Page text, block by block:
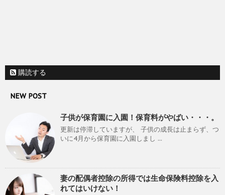
購読する
NEW POST
子供が保育園に入園！保育料がやばい・・・。
更新は停滞していますが、 子供の成長は止まらず、つ
いに4月から保育園に入園しまし ...
妻の配偶者控除の所得では生命保険料控除を入
れてはいけない！